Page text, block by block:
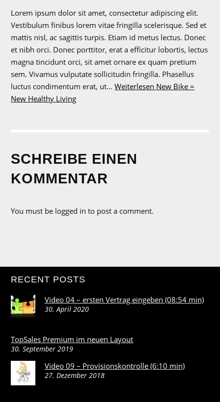
Lorem ipsum dolor sit amet, consectetur adipiscing elit.
Vestibulum finibus lorem vitae fringilla scelerisque. Sed et
mattis nisl, ac sagittis turpis. Etiam id metus lectus. Donec
et nibh orci. Donec porttitor, erat a efficitur lobortis, lectus
magna tincidunt orci, sit amet ornare ex quam pretium
sem. Vivamus vulputate sollicitudin fringilla. Phasellus
luctus condimentum erat, ut…Weiterlesen New Bike =
New Healthy Living
SCHREIBE EINEN
KOMMENTAR
You must be logged in to post a comment.
RECENT POSTS
Video 04 – ersten Vertrag eingeben (08:54 min)
30. April 2020
TopSales Premium im neuen Layout
30. September 2019
Video 09 – Provisionskontrolle (6:10 min)
27. Dezember 2018